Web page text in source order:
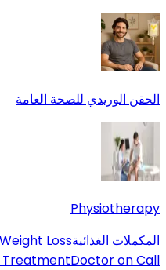
الحقن الوريدي للصحة العامة
Physiotherapy
المكملات الغذائيةLoss
Doctor on Call